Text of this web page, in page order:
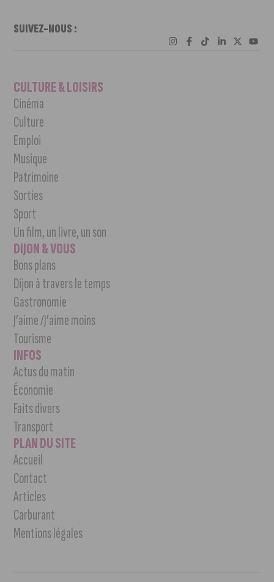
SUIVEZ-NOUS :
CULTURE & LOISIRS
Cinéma
Culture
Emploi
Musique
Patrimoine
Sorties
Sport
Un film, un livre, un son
DIJON & VOUS
Bons plans
Dijon à travers le temps
Gastronomie
J’aime /J’aime moins
Tourisme
INFOS
Actus du matin
Économie
Faits divers
Transport
PLAN DU SITE
Accueil
Contact
Articles
Carburant
Mentions légales